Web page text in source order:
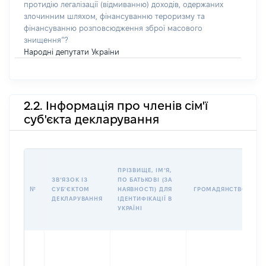
протидію легалізації (відмиванню) доходів, одержаних
злочинним шляхом, фінансуванню тероризму та
фінансуванню розповсюдження зброї масового
знищення”?
Народні депутати України
2.2. Інформація про членів сім'ї
суб'єкта декларування
№
ЗВʼЯЗОК ІЗ
СУБʼЄКТОМ
ДЕКЛАРУВАННЯ
ПРІЗВИЩЕ, ІМʼЯ,
ПО БАТЬКОВІ (ЗА
НАЯВНОСТІ) ДЛЯ
ІДЕНТИФІКАЦІЇ В
УКРАЇНІ
ГРОМАДЯНСТВО